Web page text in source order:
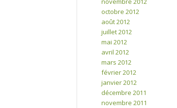
octobre 2012
août 2012
juillet 2012
mai 2012
avril 2012
mars 2012
février 2012
janvier 2012
décembre 2011
novembre 2011